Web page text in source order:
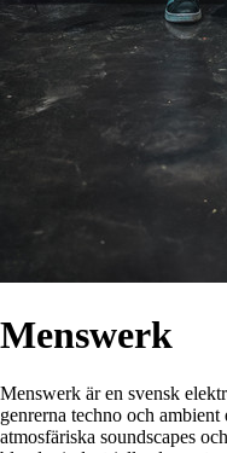
Menswerk
Menswerk är en svensk
genrerna techno och
atmosfäriska soundscapes